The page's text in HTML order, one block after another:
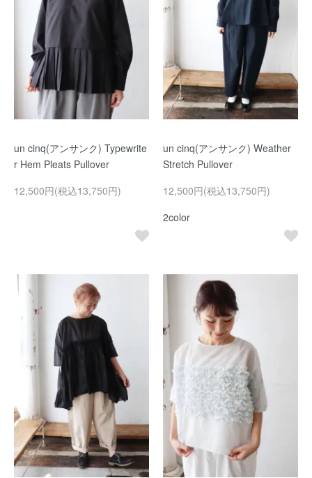
un cinq(アンサンク) Typewrite
r Hem Pleats Pullover
12,500円(税込13,750円)
un cinq(アンサンク) Weather
Stretch Pullover
12,500円(税込13,750円)
2color